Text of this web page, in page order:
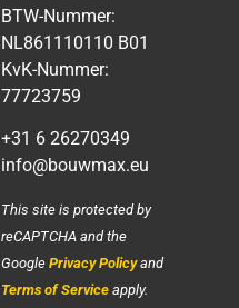
BTW-Nummer:
NL861110110 B01
KvK-Nummer:
77723759
+31 6 26270349
info@bouwmax.eu
This site is protected by
reCAPTCHA and the
Google Privacy Policyand
Terms of Service apply.